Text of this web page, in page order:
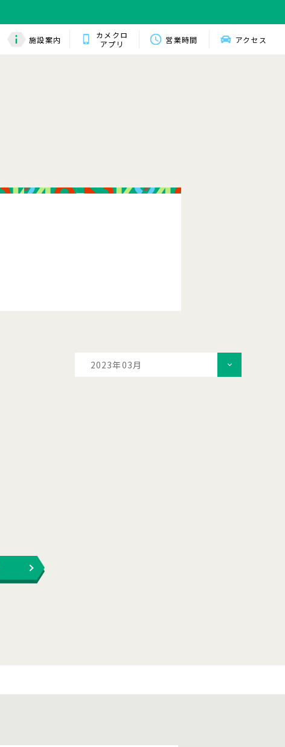
施設案内
カメクロ
アプリ
営業時間 アクセス
2023年03月